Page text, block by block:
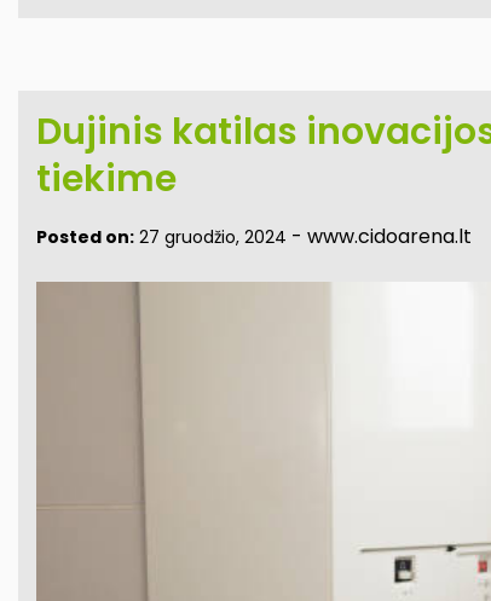
Dujinis katilas
tiekime
Posted on: 27 gruodžio, 2024 - www.cidoarena.lt